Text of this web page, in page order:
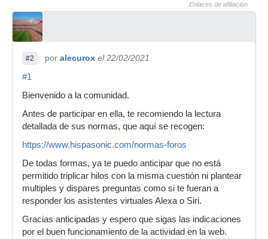
Enlaces de afiliación
#2 por alecurox el 22/02/2021
#1
Bienvenido a la comunidad.
Antes de participar en ella, te recomiendo la lectura
detallada de sus normas, que aquí se recogen:
https://www.hispasonic.com/normas-foros
De todas formas, ya te puedo anticipar que no está
permitido triplicar hilos con la misma cuestión ni plantear
multiples y dispares preguntas como si te fueran a
responder los asistentes virtuales Alexa o Siri.
Gracias anticipadas y espero que sigas las indicaciones
por el buen funcionamiento de la actividad en la web.